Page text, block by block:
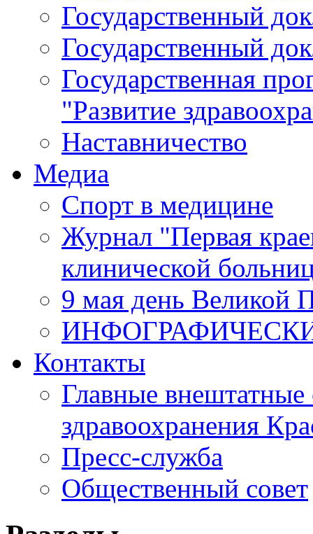
Государственный
Государственный
Государственная
"Развитие
Наставничество
Медиа
Спорт в медицине
Журнал "Первая
клинической
9 мая день Великой
Контакты
Главные внештатные
здравоохранения
Пресс-служба
Общественный совет